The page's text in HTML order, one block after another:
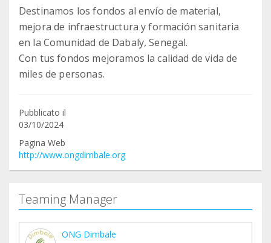
Destinamos los fondos al envío de material,
mejora de infraestructura y formación sanitaria
en la Comunidad de Dabaly, Senegal.
Con tus fondos mejoramos la calidad de vida de
miles de personas.
Pubblicato il
03/10/2024
Pagina Web
http://www.ongdimbale.org
Teaming Manager
ONG Dimbale